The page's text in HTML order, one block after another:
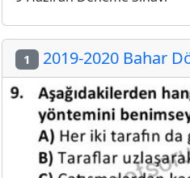
1 2019-2020 Bahar